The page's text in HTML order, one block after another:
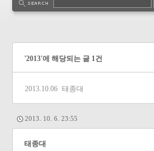
'2013'에 해당되는 글 1건
2013.10.06 태종대
2013. 10. 6. 23:55
태종대